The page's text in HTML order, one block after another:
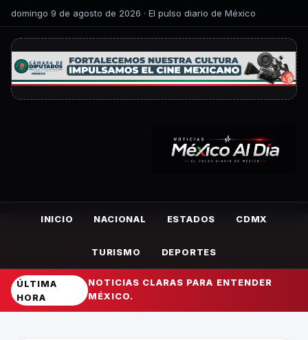
domingo 9 de agosto de 2026 · El pulso diario de México
INICIO NACIONAL ESTADOS CDMX
TURISMO DEPORTES
ÚLTIMA
HORA
NOTICIAS CLARAS PARA ENTENDER
MÉXICO.